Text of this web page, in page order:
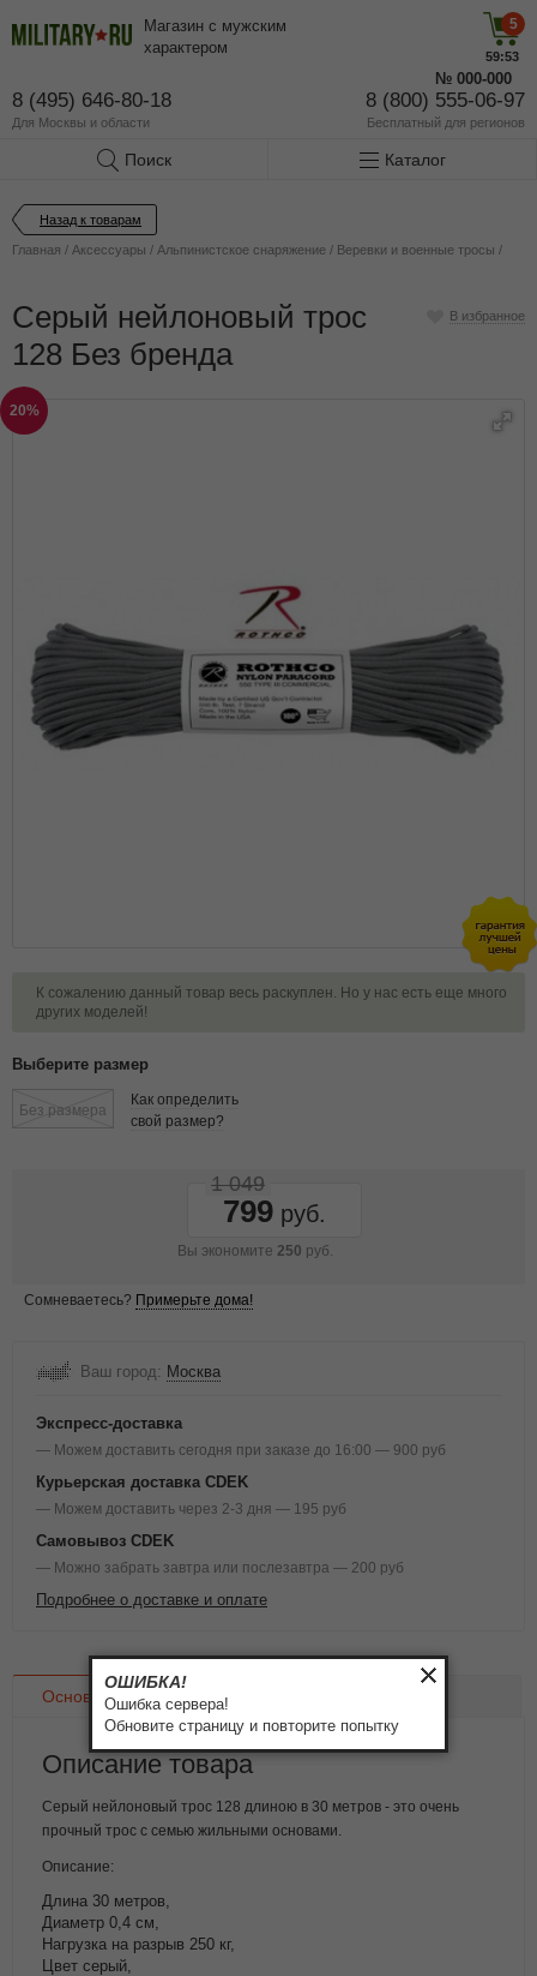
Магазин с мужским
характером
8 (495) 646-80-18
Для Москвы и области
8 (800) 555-06-97
Бесплатный для регионов
5
59:53
№ 000-000
Поиск Каталог
Назад к товарам
Главная / Аксессуары / Альпинистское снаряжение / Веревки и военные тросы /
Серый нейлоновый трос
128 Без бренда
В избранное
20%
К сожалению данный товар весь раскуплен. Но у нас есть еще много
других моделей!
Выберите размер
Без размера
Как определить
свой размер?
799
1 049
Вы экономите 250 руб.
Сомневаетесь? Примерьте дома!
Ваш город: Москва
Экспресс-доставка
— Можем доставить сегодня при заказе до 16:00 — 900 руб
Курьерская доставка CDEK
— Можем доставить через 2-3 дня — 195 руб
Самовывоз CDEK
— Можно забрать завтра или послезавтра — 200 руб
Подробнее о доставке и оплате
Основное Доставка
Описание товара
Серый нейлоновый трос 128 длиною в 30 метров - это очень
прочный трос с семью жильными основами.
Описание:
Длина 30 метров,
Диаметр 0,4 см,
Нагрузка на разрыв 250 кг,
Цвет серый,
ОШИБКА!
Ошибка сервера!
Обновите страницу и повторите попытку